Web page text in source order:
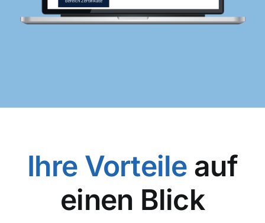
Ihre Vorteile auf
einen Blick